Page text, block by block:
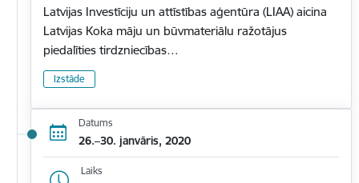
Latvijas Investīciju un attīstības aģentūra (LIAA) aicina
Latvijas Koka māju un būvmateriālu ražotājus
piedalīties tirdzniecības…
Izstāde
Datums
26.–30. janvāris, 2020
Laiks